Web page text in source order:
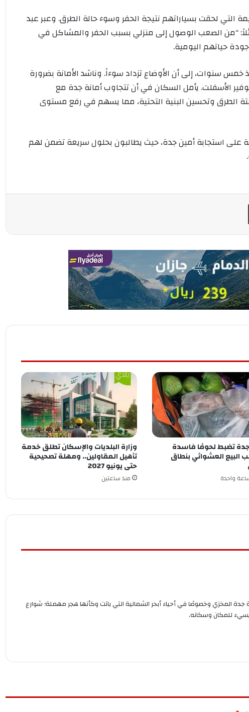
التي لحقت بسياراتهم نتيجة الحفر وسوء حالة الطرق. وعبر عبد
“من الصعب الوصول إلى منزلي بسبب الحفر والمشاكل في
حياتهم اليومية.
سنوات، إلى أن الأوضاع تزداد سوءاً. وناشد الأمانة بضرورة
الأسفلت. يأمل السكان في أن تتجاوب أمانة جدة مع
الطرق وتحسين البنية التحتية، مما يسهم في رفع مستوى
على استجابة أمين جدة، حيث يطالبون بحلول سريعة تضمن لهم
جدة تضبط لحومًا فاسدة
البيع العشوائي بنطاق
واحدة
وزارة البلديات والإسكان تطلق خدمة
تأهيل المقاولين.. ومهلة تصحيحية
حتى يونيو 2027
منذ ساعتين
المخزي وخصوصًا في أحياء أبحر الشمالية التي باتت وكأنها هجر مهملة؛ شوارع
للمكان وسكانه.